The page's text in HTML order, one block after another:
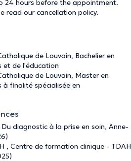
24 hours before the appointment.
read our cancellation policy.
de Louvain, Bachelier en
et de l'éducation
de Louvain, Master en
à finalité spécialisée en
diagnostic à la prise en soin, Anne-
, Centre de formation clinique - TDAH